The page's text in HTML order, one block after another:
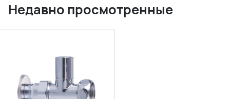
Недавно просмотренные